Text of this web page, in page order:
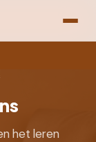
het leren